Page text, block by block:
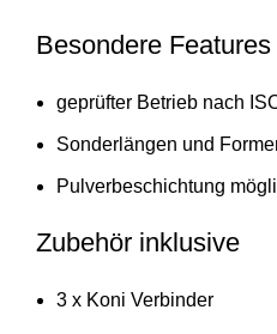
Besondere Features
geprüfter Betrieb nach
Sonderlängen und
Pulverbeschichtung
Zubehör inklusive
3 x Koni Verbinder